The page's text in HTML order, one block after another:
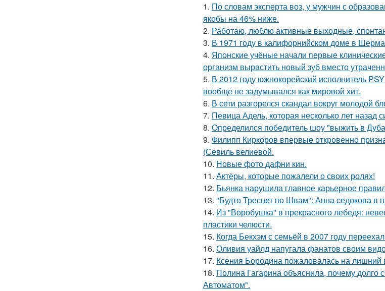
1. По словам эксперта воз, у мужчин с
якобы на 46% ниже.
2. Работаю, люблю активные выходные,
3. В 1971 году в калифорнийском доме в
4. Японские учёные начали первые
организм вырастить новый зуб вместо
5. В 2012 году южнокорейский исполнитель
вообще не задумывался как мировой хит.
6. В сети разгорелся скандал вокруг молодой
7. Певица Адель, которая несколько лет назад
8. Определился победитель шоу "выжить в
9. Филипп Киркоров впервые откровенно
(Севиль велиевой.
10. Новые фото дафни кин.
11. Актёры, которые пожалели о своих ролях!
12. Бьянка нарушила главное карьерное
13. "Будто Треснет по Швам": Анна седокова в
14. Из "Воробушка" в прекрасного лебедя:
пластики челюсти.
15. Когда Бекхэм с семьёй в 2007 году
16. Оливия уайлд напугала фанатов своим
17. Ксения Бородина пожаловалась на лишний
18. Полина Гагарина объяснила, почему
Автоматом".